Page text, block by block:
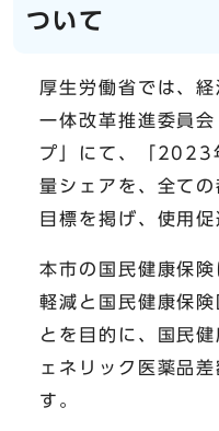
ついて
厚生労働省では、
一体改革推進委員
プ」にて、「2023
量シェアを、全て
目標を掲げ、使用
本市の国民健康保
軽減と国民健康保
とを目的に、国民
ェネリック医薬品
す。